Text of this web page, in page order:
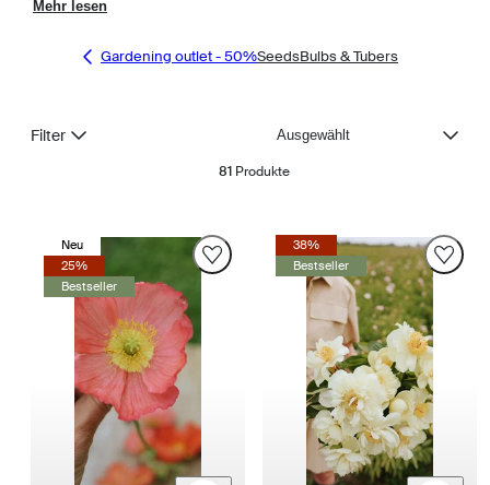
Mehr lesen
Gardening outlet - 50%SeedsBulbs & Tubers
Filter Sortieren
81Produkte
Neu
25%
Bestseller
38%
Bestseller